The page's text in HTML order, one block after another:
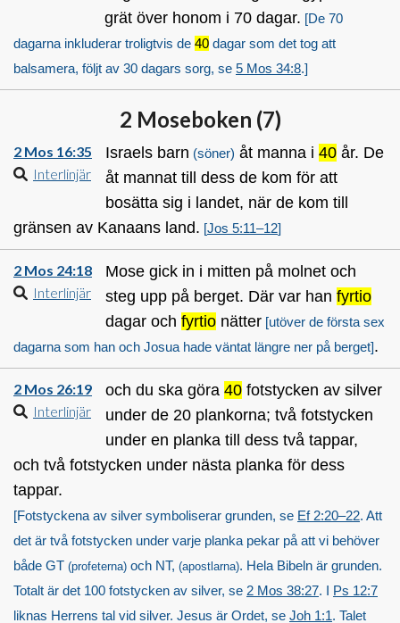
grät över honom i 70 dagar. [De 70
dagarna inkluderar troligtvis de 40 dagar som det tog att
balsamera, följt av 30 dagars sorg, se 5 Mos 34:8.]
2 Moseboken (7)
2 Mos 16:35
Interlinjär
Israels barn (söner) åt manna i 40 år. De
åt mannat till dess de kom för att
bosätta sig i landet, när de kom till
gränsen av Kanaans land. [Jos 5:11–12]
2 Mos 24:18
Interlinjär
Mose gick in i mitten på molnet och
steg upp på berget. Där var han fyrtio
dagar och fyrtio nätter [utöver de första sex
dagarna som han och Josua hade väntat längre ner på berget].
2 Mos 26:19
Interlinjär
och du ska göra 40 fotstycken av silver
under de 20 plankorna; två fotstycken
under en planka till dess två tappar,
och två fotstycken under nästa planka för dess
tappar.
[Fotstyckena av silver symboliserar grunden, se Ef 2:20–22. Att
det är två fotstycken under varje planka pekar på att vi behöver
både GT (profeterna) och NT, (apostlarna). Hela Bibeln är grunden.
Totalt är det 100 fotstycken av silver, se 2 Mos 38:27. I Ps 12:7
liknas Herrens tal vid silver. Jesus är Ordet, se Joh 1:1. Talet